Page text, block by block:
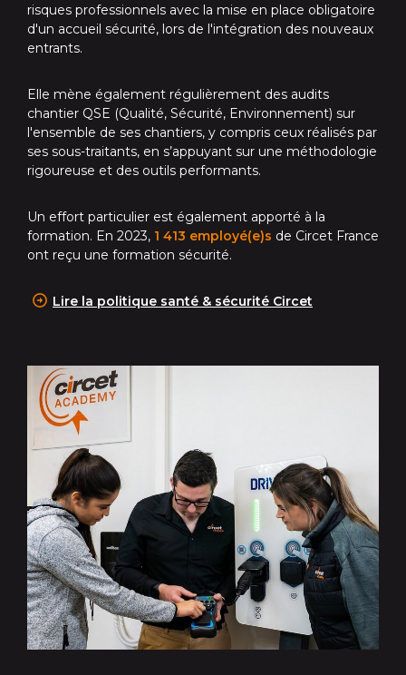
risques professionnels avec la mise en place obligatoire
d'un accueil sécurité, lors de l'intégration des nouveaux
entrants.
Elle mène également régulièrement des audits
chantier QSE (Qualité, Sécurité, Environnement) sur
l'ensemble de ses chantiers, y compris ceux réalisés par
ses sous-traitants, en s’appuyant sur une méthodologie
rigoureuse et des outils performants.
Un effort particulier est également apporté à la
formation. En 2023, 1 413 employé(e)s de Circet France
ont reçu une formation sécurité.
Lire la politique santé & sécurité Circet